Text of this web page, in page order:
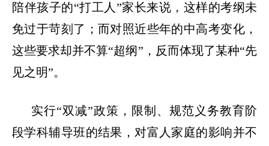
陪伴孩子的“打工人”家长来说，这样的考纲未
免过于苛刻了；而对照近些年的中高考变化，
这些要求却并不算“超纲” ，反而体现了某种“先
见之明”。
实行“双减”政策，限制、规范义务教育阶
段学科辅导班的结果，对富人家庭的影响并不